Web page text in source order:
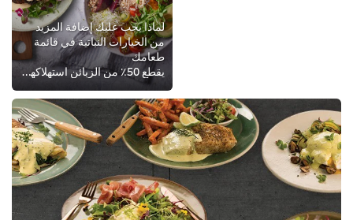
لماذا يجب عليك إضافة المزيد
من الخيارات النباتية في قائمة
طعامك
يقطع 50٪ من الزبائن استهلاكهم للحوم. هنا سنساعدك في تلبية احتياجات زبائنك النباتيين والفيجن و نرشدك لجعل التوجه لاختيارات صحية ...